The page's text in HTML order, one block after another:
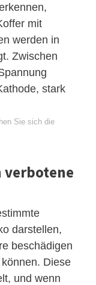
mit
werden in
Zwischen
stark
Sie sich die
verbotene
darstellen,
beschädigen
Diese
und wenn